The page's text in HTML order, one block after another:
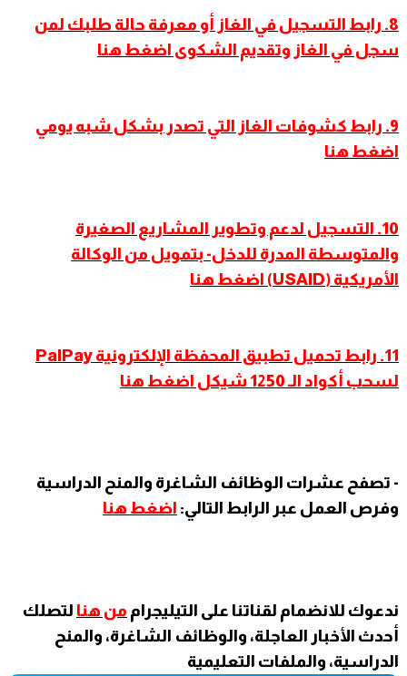
8. رابط التسجيل في الغاز أو معرفة حالة طلبك لمن
سجل في الغاز وتقديم الشكوى اضغط هنا
9
. رابط كشوفات الغاز التي تصدر بشكل شبه يومي
اضغط هنا
10. التسجيل لدعم وتطوير المشاريع الصغيرة
والمتوسطة المدرة للدخل- بتمويل من الوكالة
الأمريكية (USAID) اضغط هنا
11. رابط تحميل تطبيق المحفظة الإلكترونية PalPay
لسحب أكواد الـ 1250 شيكل اضغط هنا
- تصفح عشرات الوظائف الشاغرة والمنح الدراسية
وفرص العمل عبر الرابط التالي: اضغط هنا
ندعوك للانضمام لقناتنا على التيليجرام من هنا لتصلك
أحدث الأخبار العاجلة، والوظائف الشاغرة، والمنح
الدراسية، والملفات التعليمية